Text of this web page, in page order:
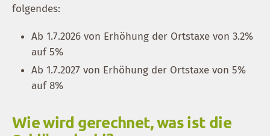
folgendes:
Ab 1.7.2026 von Erhöhung der Ortstaxe von 3.2%
auf 5%
Ab 1.7.2027 von Erhöhung der Ortstaxe von 5%
auf 8%
Wie wird gerechnet, was ist die